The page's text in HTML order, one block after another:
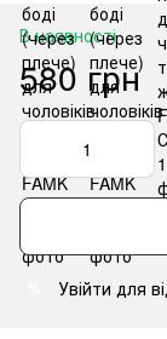
В наявності
580 грн
Увійти для